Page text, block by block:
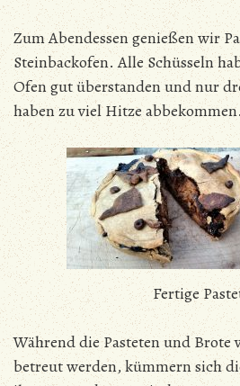
Zum Abendessen genießen wir
Steinbackofen. Alle Schüsseln
Ofen gut überstanden und nur
haben zu viel Hitze abbekommen.
Fertige
Während die Pasteten und Brote
betreut werden, kümmern sich